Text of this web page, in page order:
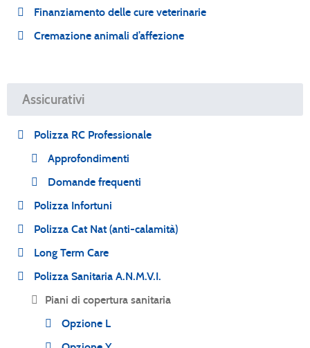
Finanziamento delle cure veterinarie
Cremazione animali d’affezione
Assicurativi
Polizza RC Professionale
Approfondimenti
Domande frequenti
Polizza Infortuni
Polizza Cat Nat (anti-calamità)
Long Term Care
Polizza Sanitaria A.N.M.V.I.
Piani di copertura sanitaria
Opzione L